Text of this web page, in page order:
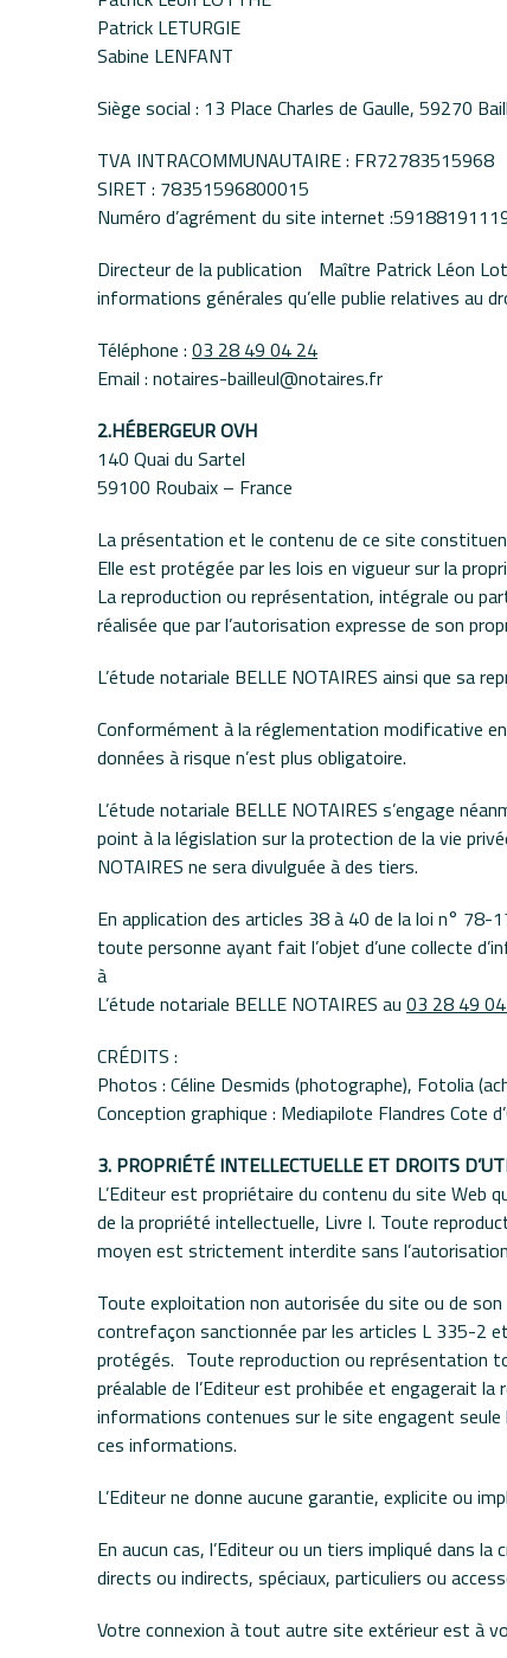
Patrick LETURGIE
Sabine LENFANT
Siège social : 13 Place Charles de Gaulle, 59270
TVA INTRACOMMUNAUTAIRE : FR72783515968
SIRET : 78351596800015
Numéro d’agrément du site internet
Directeur de la publication Maître Patrick Léon
informations générales qu’elle publie relatives au
Téléphone : 03 28 49 04 24
Email : notaires-bailleul@notaires.fr
2.HÉBERGEUR OVH
140 Quai du Sartel
59100 Roubaix – France
La présentation et le contenu de ce site
Elle est protégée par les lois en vigueur sur la
La reproduction ou représentation, intégrale ou
réalisée que par l’autorisation expresse de son
L’étude notariale BELLE NOTAIRES ainsi que sa
Conformément à la réglementation modificative
données à risque n’est plus obligatoire.
L’étude notariale BELLE NOTAIRES s’engage
point à la législation sur la protection de la vie
NOTAIRES ne sera divulguée à des tiers.
En application des articles 38 à 40 de la loi n°
toute personne ayant fait l’objet d’une collecte
à
L’étude notariale BELLE NOTAIRES au 03 28 49
CRÉDITS :
Photos : Céline Desmids (photographe), Fotolia
Conception graphique : Mediapilote Flandres Cote
3. PROPRIÉTÉ INTELLECTUELLE ET DROITS
L’Editeur est propriétaire du contenu du site Web
de la propriété intellectuelle, Livre I. Toute
moyen est strictement interdite sans
Toute exploitation non autorisée du site ou de
contrefaçon sanctionnée par les articles L 335-2
protégés. Toute reproduction ou représentation
préalable de l’Editeur est prohibée et engagerait
informations contenues sur le site engagent seule
ces informations.
L’Editeur ne donne aucune garantie, explicite ou
En aucun cas, l’Editeur ou un tiers impliqué dans
directs ou indirects, spéciaux, particuliers ou
Votre connexion à tout autre site extérieur est à